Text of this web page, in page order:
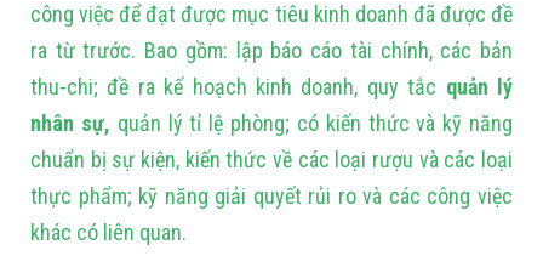
công việc để đạt được mục tiêu kinh doanh đã được đề
ra từ trước. Bao gồm: lập báo cáo tài chính, các bản
thu-chi; đề ra kế hoạch kinh doanh, quy tắc quản lý
nhân sự, quản lý tỉ lệ phòng; có kiến thức và kỹ năng
chuẩn bị sự kiện, kiến thức về các loại rượu và các loại
thực phẩm; kỹ năng giải quyết rủi ro và các công việc
khác có liên quan.